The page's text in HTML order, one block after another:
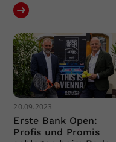
20.09.2023
Erste Bank Open:
Profis und Promis